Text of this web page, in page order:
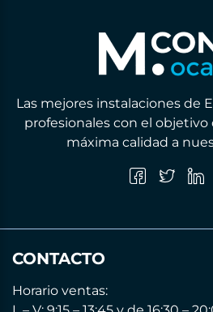
Las mejores instalaciones de
profesionales con el objetivo
máxima calidad a
CONTACTO
Horario ventas: